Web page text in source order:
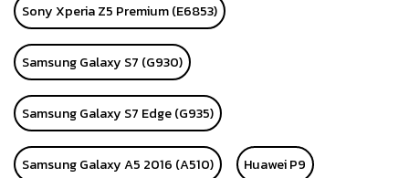
Sony Xperia Z5 Premium (E6853)
Samsung Galaxy S7 (G930)
Samsung Galaxy S7 Edge (G935)
Samsung Galaxy A5 2016 (A510) Huawei P9